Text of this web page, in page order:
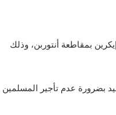
تبلغ من العمر 30 عامًا، وتقطن في إيكرين بمقاطعة أنتوربن، وذلك
بضرورة عدم تأجير المسلمين